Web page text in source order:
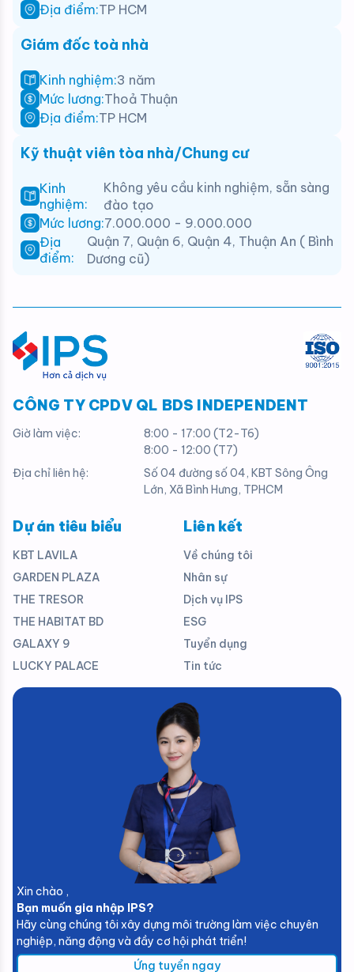
Địa điểm:TP HCM
Giám đốc toà nhà
Kinh nghiệm:3 năm
Mức lương:Thoả Thuận
Địa điểm:TP HCM
Kỹ thuật viên tòa nhà/Chung cư
Kinh
nghiệm:
Không yêu cầu kinh nghiệm, sẵn sàng
đào tạo
Mức lương:7.000.000 - 9.000.000
Địa
điểm:
Quận 7, Quận 6, Quận 4, Thuận An ( Bình
Dương cũ)
CÔNG TY CPDV QL BDS INDEPENDENT
Giờ làm việc:
8:00 - 17:00 (T2-T6)
8:00 - 12:00 (T7)
Địa chỉ liên hệ:
Số 04 đường số 04, KBT Sông Ông
Lớn, Xã Bình Hưng, TPHCM
Dự án tiêu biểu
KBT LAVILA
GARDEN PLAZA
THE TRESOR
THE HABITAT BD
GALAXY 9
LUCKY PALACE
Liên kết
Về chúng tôi
Nhân sự
Dịch vụ IPS
ESG
Tuyển dụng
Tin tức
Xin chào ,
Bạn muốn gia nhập IPS?
Hãy cùng chúng tôi xây dựng môi trường làm việc chuyên
nghiệp, năng động và đầy cơ hội phát triển!
Ứng tuyển ngay